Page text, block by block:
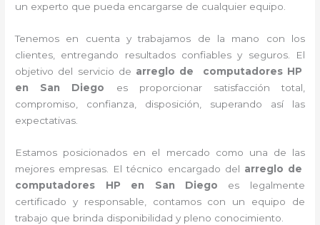
un experto que pueda encargarse de cualquier equipo.
Tenemos en cuenta y trabajamos de la mano con los
clientes, entregando resultados confiables y seguros. El
objetivo del servicio de arreglo de computadores HP
en San Diego es proporcionar satisfacción total,
compromiso, confianza, disposición, superando así las
expectativas.
Estamos posicionados en el mercado como una de las
mejores empresas. El técnico encargado del arreglo de
computadores HP en San Diego es legalmente
certificado y responsable, contamos con un equipo de
trabajo que brinda disponibilidad y pleno conocimiento.